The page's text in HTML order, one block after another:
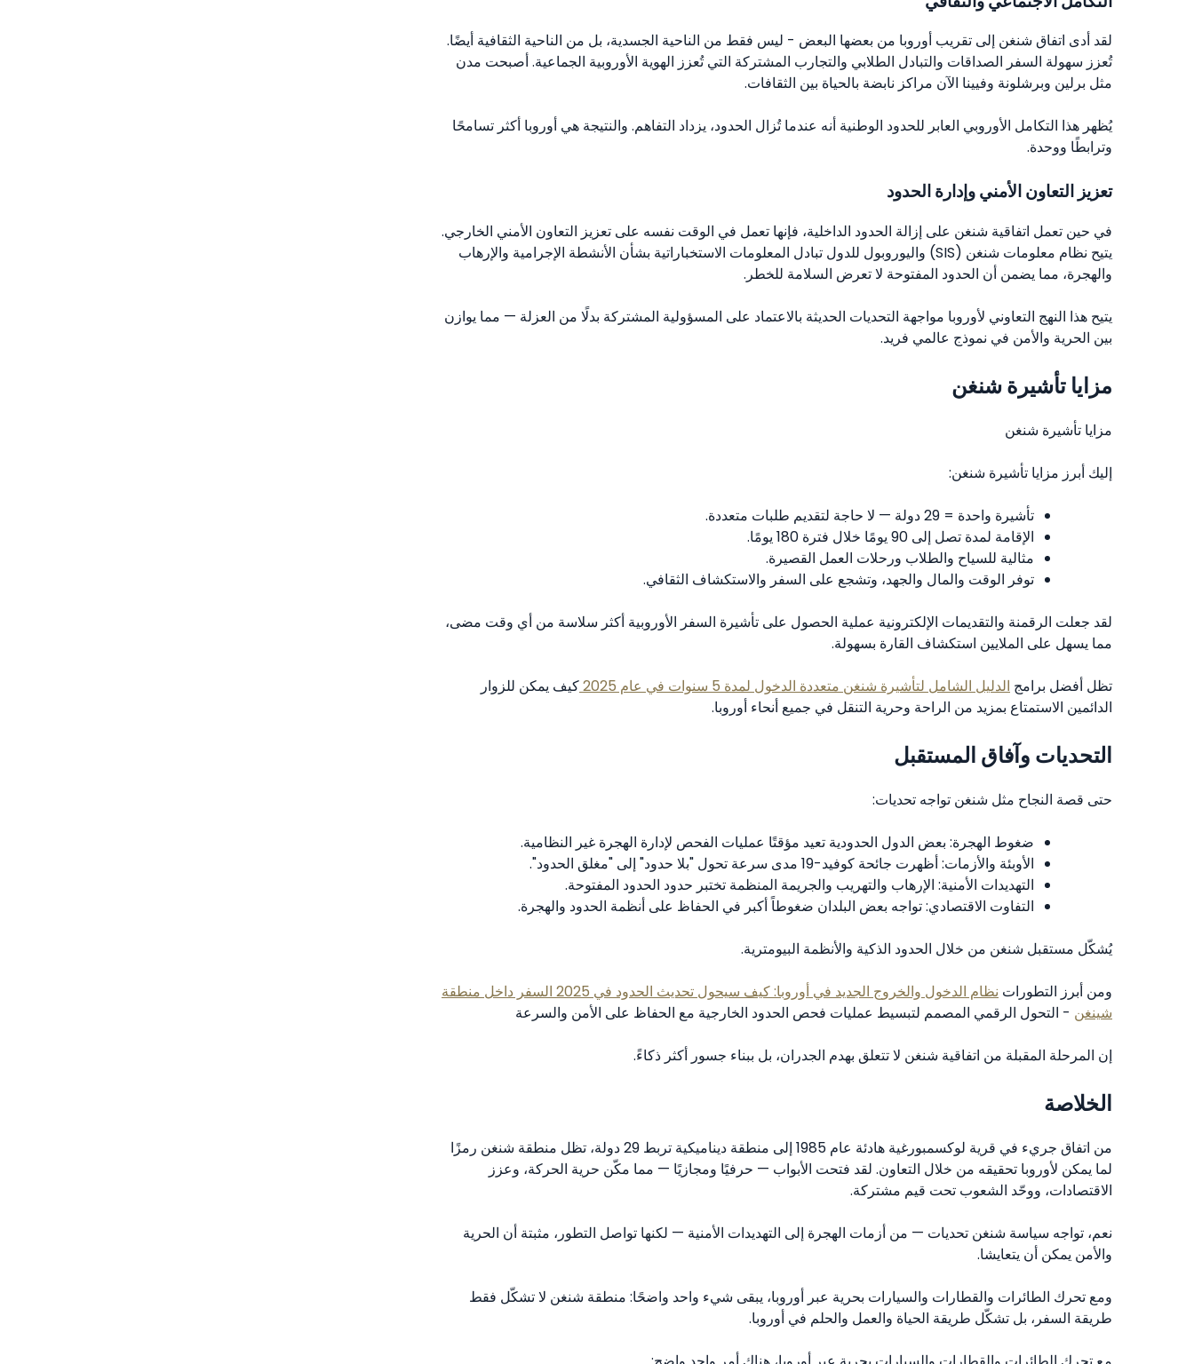
لقد أدى اتفاق شنغن إلى تقريب أوروبا من بعضها البعض - ليس فقط من الناحية الجسدية، بل من الناحية الثقافية أيضًا.
تُعزز سهولة السفر الصداقات والتبادل الطلابي والتجارب المشتركة التي تُعزز الهوية الأوروبية الجماعية. أصبحت مدن
مثل برلين وبرشلونة وفيينا الآن مراكز نابضة بالحياة بين الثقافات.
يُظهر هذا التكامل الأوروبي العابر للحدود الوطنية أنه عندما تُزال الحدود، يزداد التفاهم. والنتيجة هي أوروبا أكثر تسامحًا
وترابطًا ووحدة.
تعزيز التعاون الأمني وإدارة الحدود
في حين تعمل اتفاقية شنغن على إزالة الحدود الداخلية، فإنها تعمل في الوقت نفسه على تعزيز التعاون الأمني الخارجي.
يتيح نظام معلومات شنغن (SIS) واليوروبول للدول تبادل المعلومات الاستخباراتية بشأن الأنشطة الإجرامية والإرهاب
والهجرة، مما يضمن أن الحدود المفتوحة لا تعرض السلامة للخطر.
يتيح هذا النهج التعاوني لأوروبا مواجهة التحديات الحديثة بالاعتماد على المسؤولية المشتركة بدلًا من العزلة — مما يوازن
بين الحرية والأمن في نموذج عالمي فريد.
مزايا تأشيرة شنغن
مزايا تأشيرة شنغن
إليك أبرز مزايا تأشيرة شنغن:
تأشيرة واحدة = 29 دولة — لا حاجة لتقديم طلبات متعددة.
الإقامة لمدة تصل إلى 90 يومًا خلال فترة 180 يومًا.
مثالية للسياح والطلاب ورحلات العمل القصيرة.
توفر الوقت والمال والجهد، وتشجع على السفر والاستكشاف الثقافي.
لقد جعلت الرقمنة والتقديمات الإلكترونية عملية الحصول على تأشيرة السفر الأوروبية أكثر سلاسة من أي وقت مضى،
مما يسهل على الملايين استكشاف القارة بسهولة.
تظل أفضل برامج الدليل الشامل لتأشيرة شنغن متعددة الدخول لمدة 5 سنوات في عام 2025
كيف يمكن للزوار
الدائمين الاستمتاع بمزيد من الراحة وحرية التنقل في جميع أنحاء أوروبا.
التحديات وآفاق المستقبل
حتى قصة النجاح مثل شنغن تواجه تحديات:
ضغوط الهجرة: بعض الدول الحدودية تعيد مؤقتًا عمليات الفحص لإدارة الهجرة غير النظامية.
الأوبئة والأزمات: أظهرت جائحة كوفيد-19 مدى سرعة تحول "بلا حدود" إلى "مغلق الحدود".
التهديدات الأمنية: الإرهاب والتهريب والجريمة المنظمة تختبر حدود الحدود المفتوحة.
التفاوت الاقتصادي: تواجه بعض البلدان ضغوطاً أكبر في الحفاظ على أنظمة الحدود والهجرة.
يُشكّل مستقبل شنغن من خلال الحدود الذكية والأنظمة البيومترية.
ومن أبرز التطورات
نظام الدخول والخروج الجديد في أوروبا: كيف سيحول تحديث الحدود في 2025 السفر داخل منطقة
شينغن - التحول الرقمي المصمم لتبسيط عمليات فحص الحدود الخارجية مع الحفاظ على الأمن والسرعة
إن المرحلة المقبلة من اتفاقية شنغن لا تتعلق بهدم الجدران، بل ببناء جسور أكثر ذكاءً.
الخلاصة
من اتفاق جريء في قرية لوكسمبورغية هادئة عام 1985 إلى منطقة ديناميكية تربط 29 دولة، تظل منطقة شنغن رمزًا
لما يمكن لأوروبا تحقيقه من خلال التعاون. لقد فتحت الأبواب — حرفيًا ومجازيًا — مما مكّن حرية الحركة، وعزز
الاقتصادات، ووحّد الشعوب تحت قيم مشتركة.
نعم، تواجه سياسة شنغن تحديات — من أزمات الهجرة إلى التهديدات الأمنية — لكنها تواصل التطور، مثبتة أن الحرية
والأمن يمكن أن يتعايشا.
ومع تحرك الطائرات والقطارات والسيارات بحرية عبر أوروبا، يبقى شيء واحد واضحًا: منطقة شنغن لا تشكّل فقط
طريقة السفر، بل تشكّل طريقة الحياة والعمل والحلم في أوروبا.